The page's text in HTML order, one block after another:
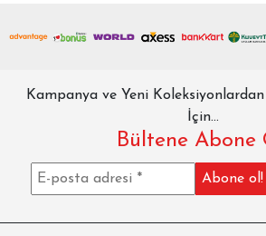
Kampanya ve Yeni
İçin...
Bültene Abone